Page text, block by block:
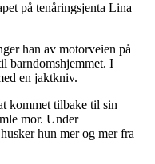
på tenåringsjenta Lina
han av motorveien på
barndomshjemmet. I
en jaktkniv.
kommet tilbake til sin
mor. Under
hun mer og mer fra